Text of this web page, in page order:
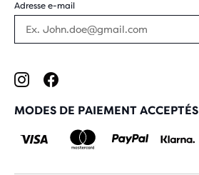
Adresse e-mail
MODES DE PAIEMENT ACCEPTÉS